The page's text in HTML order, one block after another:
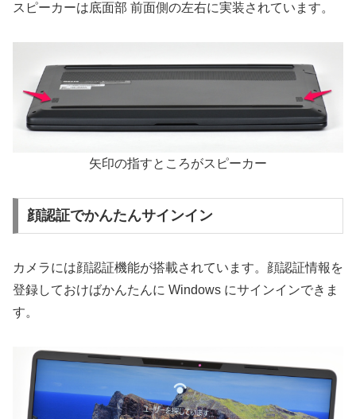
スピーカーは底面部 前面側の左右に実装されています。
矢印の指すところがスピーカー
顔認証でかんたんサインイン
カメラには顔認証機能が搭載されています。顔認証情報を
登録しておけばかんたんに Windows にサインインできま
す。